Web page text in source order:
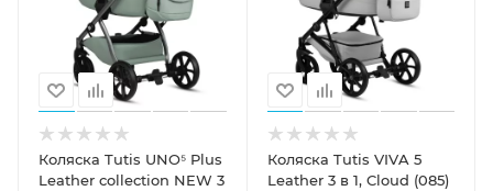
Коляска Tutis UNO⁵ Plus
Leather collection NEW 3
Коляска Tutis VIVA 5
Leather 3 в 1, Cloud (085)